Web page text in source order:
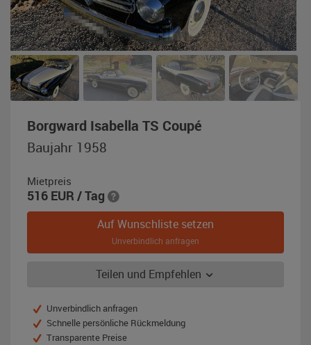
Borgward Isabella TS Coupé
schwarz
Baujahr 1958
Mietpreis
516 EUR / Tag
Auf Wunschliste setzen
Unverbindlich anfragen
Teilen und Empfehlen
Unverbindlich anfragen
Schnelle persönliche Rückmeldung
Transparente Preise